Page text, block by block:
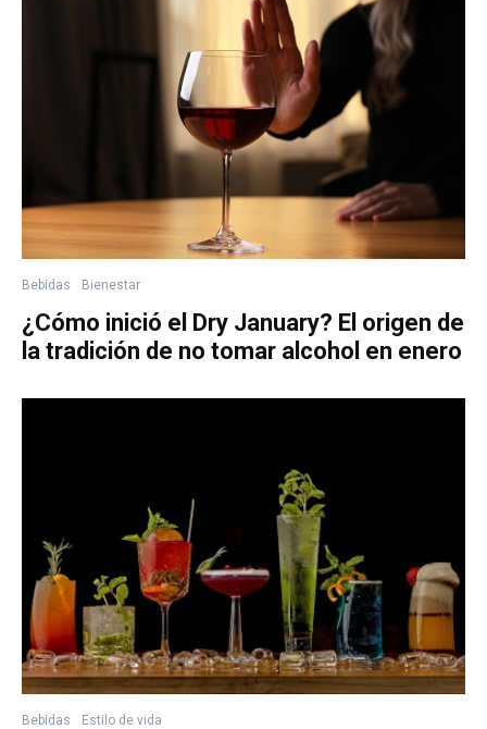
Bebidas Bienestar
¿Cómo inició el Dry January? El origen de
la tradición de no tomar alcohol en enero
Bebidas Estilo de vida